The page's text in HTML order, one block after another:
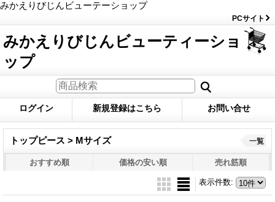
みかえりびじんビューテーショップ
PCサイト
みかえりびじんビューティーショ
ップ
ログイン 新規登録はこちら お問い合せ
トップピース > Mサイズ 一覧
おすすめ順 価格の安い順 売れ筋順
表示件数: